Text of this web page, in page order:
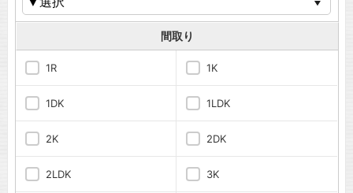
間取り
1R 1K
1DK 1LDK
2K 2DK
2LDK 3K